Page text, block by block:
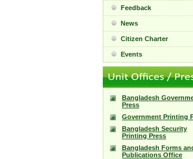
Feedback
News
Citizen Charter
Events
Bangladesh
Press
Government Printing
Bangladesh Security
Printing Press
Bangladesh Forms
Publications Office